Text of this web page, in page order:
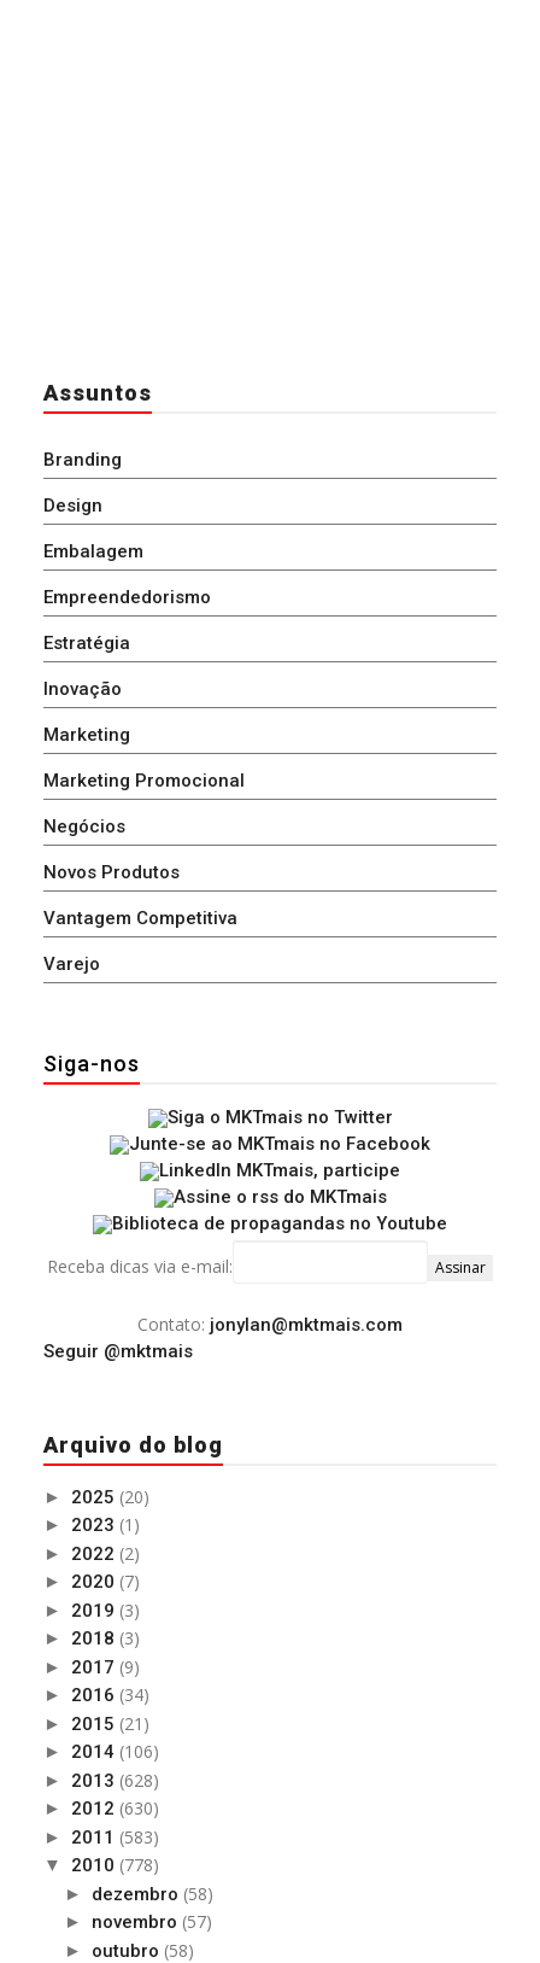
Assuntos
Branding
Design
Embalagem
Empreendedorismo
Estratégia
Inovação
Marketing
Marketing Promocional
Negócios
Novos Produtos
Vantagem Competitiva
Varejo
Siga-nos
Receba dicas via e-mail:
Contato: jonylan@mktmais.com
Seguir @mktmais
Arquivo do blog
► 2025 (20)
► 2023 (1)
► 2022 (2)
► 2020 (7)
► 2019 (3)
► 2018 (3)
► 2017 (9)
► 2016 (34)
► 2015 (21)
► 2014 (106)
► 2013 (628)
► 2012 (630)
► 2011 (583)
▼ 2010 (778)
► dezembro (58)
► novembro (57)
► outubro (58)